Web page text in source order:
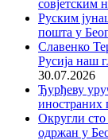
совјетским
Руским
пошта у
Славенко
Русија наш
30.07.2026
Ђурђеву
иностраних
Округли
одржан у